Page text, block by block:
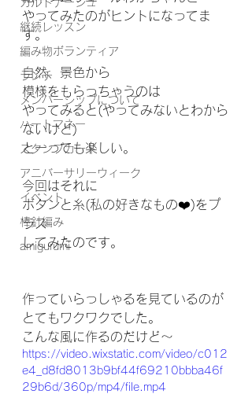
カルトナージュ
継続レッスン
編み物ボランティア
ランチ
メンバーシップについて
ハートマネー
スタンプカード
アニバーサリーウィーク
イベント
棒針編み
amigurumi
やってみたのがヒントになってま
す。
自然、景色から
模様をもらっちゃうのは
やってみると(やってみないとわから
ないけど)
とーっても楽しい。
今回はそれに
ボタンと糸(私の好きなもの❤️)をプ
ラス
してみたのです。
作っていらっしゃるを見ているのが
とてもワクワクでした。
こんな風に作るのだけど〜
https://video.wixstatic.com/video/c012
e4_d8fd8013b9bf44f69210bbba46f
29b6d/360p/mp4/file.mp4